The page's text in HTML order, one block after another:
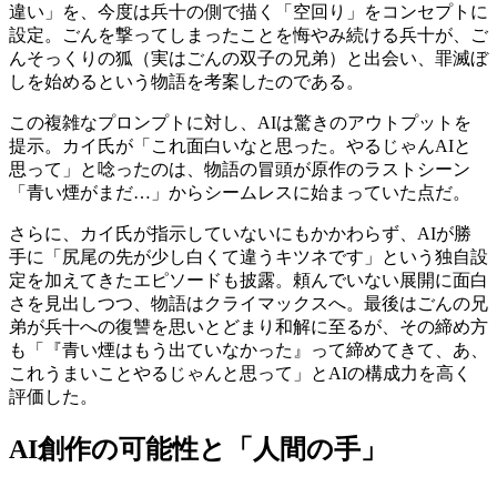
違い」を、今度は兵十の側で描く「空回り」をコンセプトに
設定。ごんを撃ってしまったことを悔やみ続ける兵十が、ご
んそっくりの狐（実はごんの双子の兄弟）と出会い、罪滅ぼ
しを始めるという物語を考案したのである。
この複雑なプロンプトに対し、AIは驚きのアウトプットを
提示。カイ氏が「これ面白いなと思った。やるじゃんAIと
思って」と唸ったのは、物語の冒頭が原作のラストシーン
「青い煙がまだ…」からシームレスに始まっていた点だ。
さらに、カイ氏が指示していないにもかかわらず、AIが勝
手に「尻尾の先が少し白くて違うキツネです」という独自設
定を加えてきたエピソードも披露。頼んでいない展開に面白
さを見出しつつ、物語はクライマックスへ。最後はごんの兄
弟が兵十への復讐を思いとどまり和解に至るが、その締め方
も「『青い煙はもう出ていなかった』って締めてきて、あ、
これうまいことやるじゃんと思って」とAIの構成力を高く
評価した。
AI創作の可能性と「人間の手」